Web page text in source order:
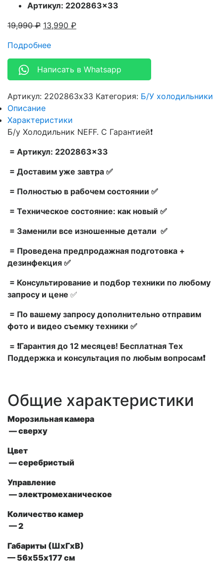
Артикул: 2202863×33
19,990₽ 13,990 ₽
Подробнее
Написать в Whatsapp
Артикул: 2202863x33 Категория: Б/У холодильники
Описание
Характеристики
Б/у Холодильник NEFF. С Гарантией❗
= Артикул: 2202863×33
= Доставим уже завтра ✅
= Полностью в рабочем состоянии ✅
= Техническое состояние: как новый ✅
= Заменили все изношенные детали ✅
= Проведена предпродажная подготовка +
дезинфекция ✅
= Консультирование и подбор техники по любому
запросу и цене ✅
= По вашему запросу дополнительно отправим
фото и видео съемку техники ✅
= ❗Гарантия до 12 месяцев! Бесплатная Тех
Поддержка и консультация по любым вопросам❗
Общие характеристики
Морозильная камера
— сверху
Цвет
— серебристый
Управление
— электромеханическое
Количество камер
— 2
Габариты (ШxГxВ)
— 56х55х177 см